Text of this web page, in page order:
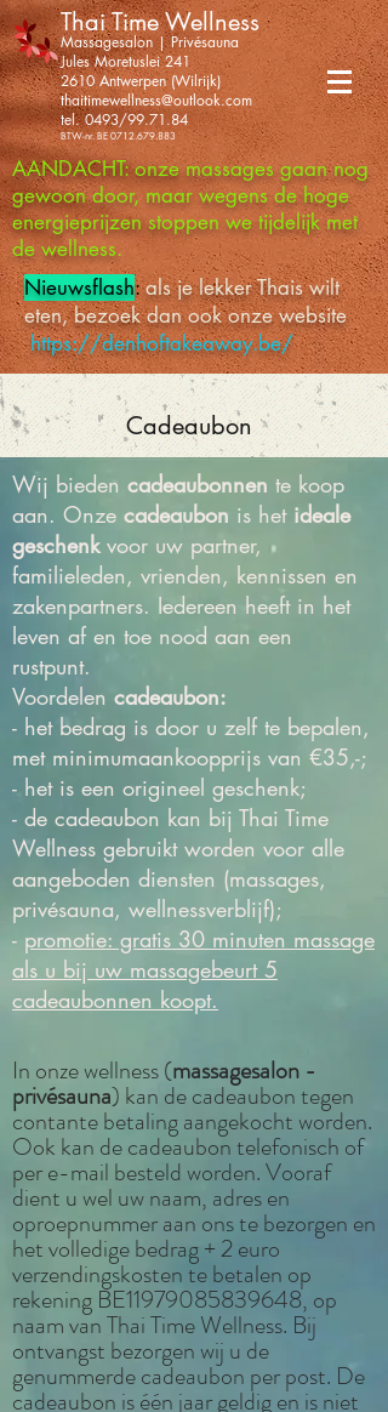
Thai Time Wellness
Massagesalon | Privésauna
Jules Moretuslei 241
2610 Antwerpen (Wilrijk)
thaitimewellness@outlook.com
tel. 0493/99.71.84
BTW-nr. BE 0712.679.883
AANDACHT: onze massages gaan nog
gewoon door, maar wegens de hoge
energieprijzen stoppen we tijdelijk met
de wellness.
Nieuwsflash:als je lekker Thais wilt
eten, bezoek dan ook onze website
https://denhoftakeaway.be/
Cadeaubon
Wij bieden cadeaubonnen te koop
aan. Onze cadeaubon is het ideale
geschenkvoor uw partner,
familieleden, vrienden, kennissen en
zakenpartners. Iedereen heeft in het
leven af en toe nood aan een
rustpunt.
Voordelen cadeaubon:
- het bedrag is door u zelf te bepalen,
met minimumaankoopprijs van €35,-;
- het is een origineel geschenk;
- de cadeaubon kan bij Thai Time
Wellness gebruikt worden voor alle
aangeboden diensten (massages,
privésauna, wellnessverblijf);
- promotie: gratis 30 minuten massage
als u bij uw massagebeurt 5
cadeaubonnen koopt.
In onze wellness (massagesalon -
privésauna) kan de cadeaubon tegen
contante betaling aangekocht worden.
Ook kan de cadeaubon telefonisch of
per e-mail besteld worden. Vooraf
dient u wel uw naam, adres en
oproepnummer aan ons te bezorgen en
het volledige bedrag + 2 euro
verzendingskosten te betalen op
rekening BE11979085839648, op
naam van Thai Time Wellness. Bij
ontvangst bezorgen wij u de
genummerde cadeaubon per post. De
cadeaubon is één jaar geldig en is niet